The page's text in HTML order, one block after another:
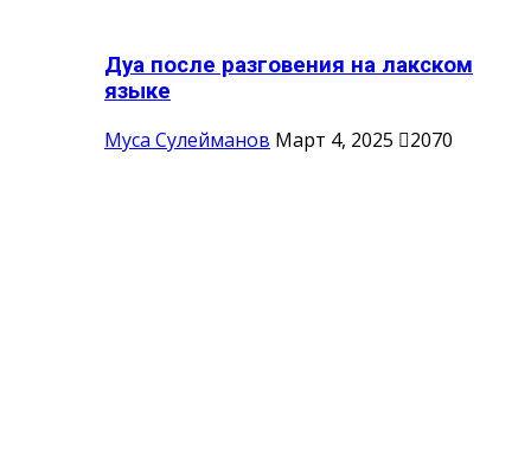
Дуа после разговения на лакском
языке
Муса Сулейманов Март 4, 2025 2070